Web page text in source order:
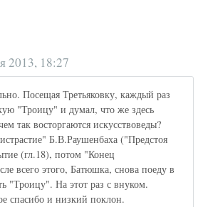
2013, 18:27
Посещая Третьяковку, каждый раз
"Троицу" и думал, что же здесь
так восторгаются искусствоведы?
Б.В.Раушенбаха ("Предстоя
(гл.18), потом "Конец
всего этого, Батюшка, снова поеду в
"Троицу". На этот раз с внуком.
спасибо и низкий поклон.